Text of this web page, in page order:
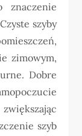
szyby
zimowym,
Dobre
szyb